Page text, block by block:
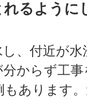
れるように
、付近が
からず工
あります